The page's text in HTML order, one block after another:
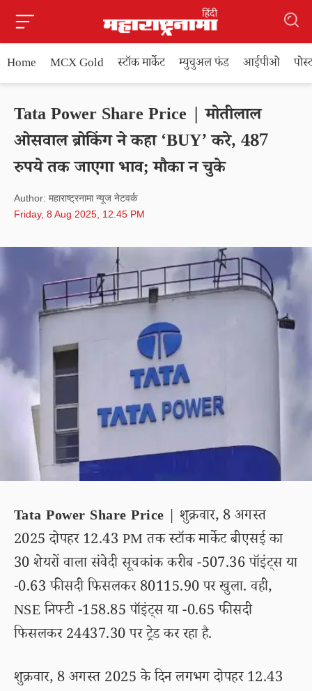
Home MCX Gold स्टॉक मार्केट म्युचुअल फंड आईपीओ
Tata Power Share Price | मोतीलाल
ओसवाल ब्रोकिंग ने कहा ‘BUY’ करे, 487
रुपये तक जाएगा भाव; मौका न चुके
Author: महाराष्ट्रनामा न्यूज नेटवर्क
Friday, 8 Aug 2025, 12.45 PM
Tata Power Share Price | शुक्रवार, 8 अगस्त
2025 दोपहर 12.43 PM तक स्टॉक मार्केट बीएसई का
30 शेयरों वाला संवेदी सूचकांक करीब -507.36 पॉइंट्स या
-0.63 फीसदी फिसलकर 80115.90 पर खुला. वही,
NSE निफ्टी -158.85 पॉइंट्स या -0.65 फीसदी
फिसलकर 24437.30 पर ट्रेड कर रहा है.
शुक्रवार, 8 अगस्त 2025 के दिन लगभग दोपहर 12.43